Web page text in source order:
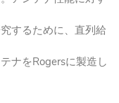
するために、直列給
ナをRogersに製造し